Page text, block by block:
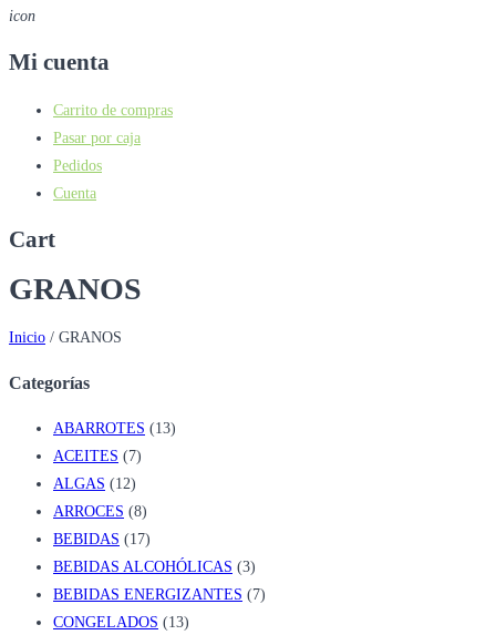
icon
Mi cuenta
Carrito de compras
Pasar por caja
Pedidos
Cuenta
Cart
GRANOS
Inicio / GRANOS
Categorías
ABARROTES (13)
ACEITES (7)
ALGAS (12)
ARROCES (8)
BEBIDAS (17)
BEBIDAS ALCOHÓLICAS (3)
BEBIDAS ENERGIZANTES (7)
CONGELADOS (13)